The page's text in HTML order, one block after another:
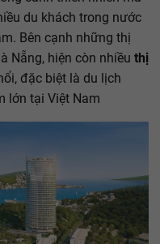
du khách trong nước
Bên cạnh những thị
Nẵng, hiện còn nhiều thị
đặc biệt là du lịch
lớn tại Việt Nam